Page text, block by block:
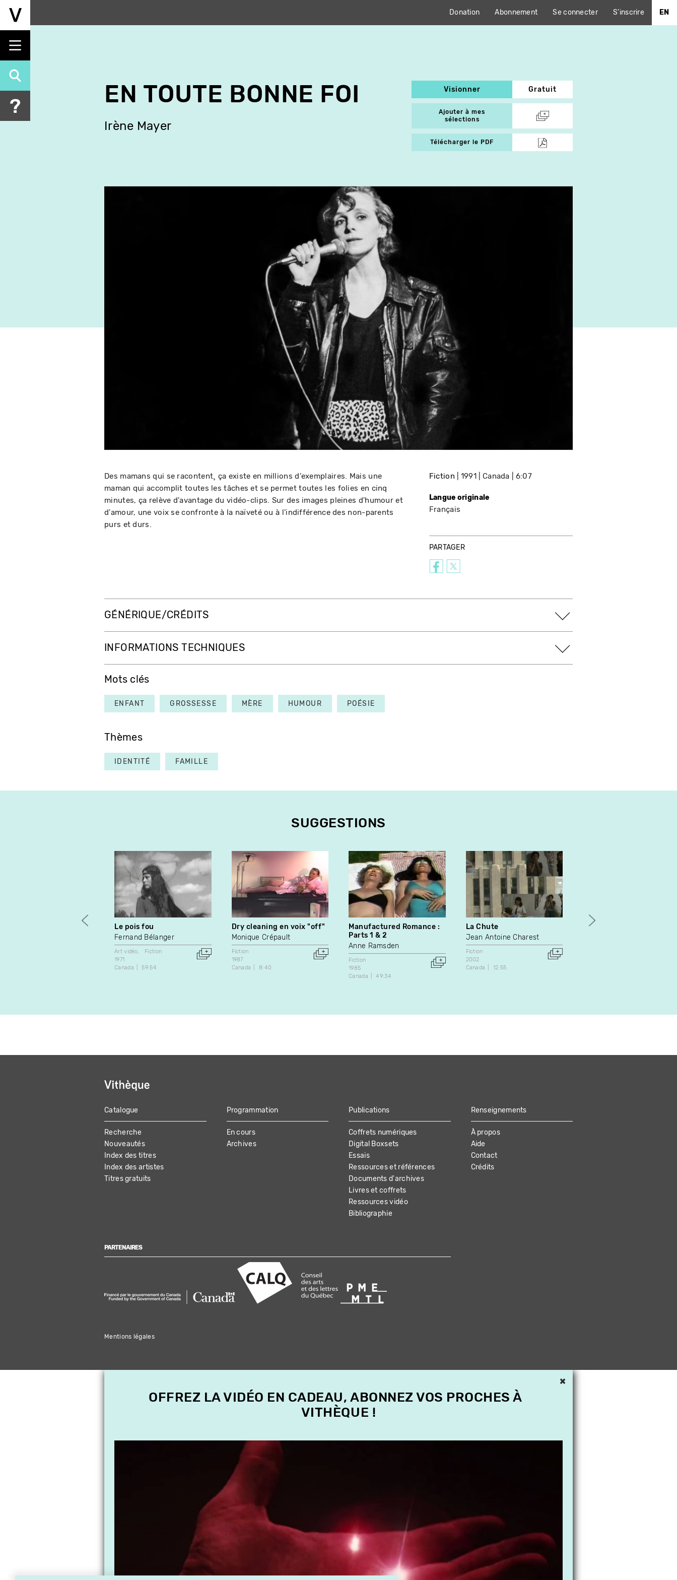
Aller
principal
Donation Abonnement Se connecter S'inscrire EN
EN TOUTE BONNE FOI
Irène Mayer
Visionner Gratuit
Ajouter à mes
sélections
Télécharger le PDF
Des mamans qui se racontent¸ ça existe en millions d'exemplaires. Mais une
maman qui accomplit toutes les tâches et se permet toutes les folies en cinq
minutes, ça relève d'avantage du vidéo-clips. Sur des images pleines d'humour et
d'amour, une voix se confronte à la naïveté ou à l'indifférence des non-parents
purs et durs.
Fiction 1991 Canada 6:07
Langue originale
Français
PARTAGER
GÉNÉRIQUE/CRÉDITS
INFORMATIONS TECHNIQUES
Mots clés
ENFANT GROSSESSE MÈRE HUMOUR POÉSIE
Thèmes
IDENTITÉ FAMILLE
SUGGESTIONS
Le pois fou
Fernand Bélanger
Art vidéo
Fiction
1971
Canada
59:54
Dry cleaning en voix "off"
Monique Crépault
Fiction
1987
Canada
8:40
Manufactured Romance :
Parts 1 & 2
Anne Ramsden
Fiction
1985
Canada
49:34
La Chute
Jean Antoine Charest
Fiction
2002
Canada
12:55
C'est arrivé près de chez
MAIN
NAVIGATION
Catalogue
Recherche
Nouveautés
Index des titres
Index des artistes
Titres gratuits
Programmation
En cours
Archives
Publications
Coffrets numériques
Digital Boxsets
Essais
Ressources et références
Documents d'archives
Livres et coffrets
Ressources vidéo
Bibliographie
Renseignements
À propos
Aide
Contact
Crédits
PARTENAIRES
Mentions légales
×
OFFREZ LA VIDÉO EN CADEAU, ABONNEZ VOS PROCHES À
VITHÈQUE !